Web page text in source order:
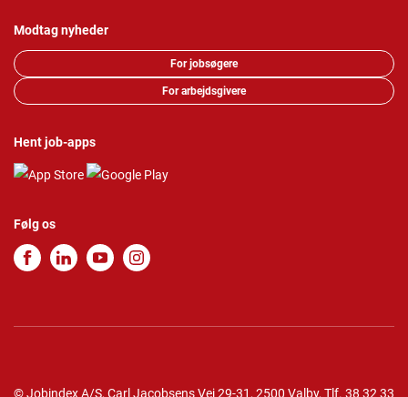
Modtag nyheder
For jobsøgere
For arbejdsgivere
Hent job-apps
Følg os
© Jobindex A/S, Carl Jacobsens Vej 29-31, 2500 Valby, Tlf. 38 32 33